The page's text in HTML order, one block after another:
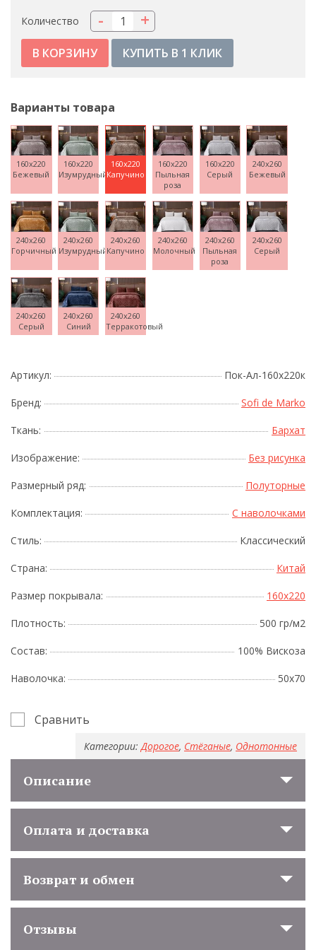
Количество +
-
КУПИТЬ В 1 КЛИК
Варианты товара
160x220
Бежевый
160x220
Изумрудный
160x220
Капучино
160x220
Пыльная
роза
160x220
Серый
240x260
Бежевый
240x260
Горчичный
240x260
Изумрудный
240x260
Капучино
240x260
Молочный
240x260
Пыльная
роза
240x260
Серый
240x260
Серый
240x260
Синий
240x260
Терракотовый
Артикул: Пок-Ал-160х220к
Бренд: Sofi de Marko
Ткань: Бархат
Изображение: Без рисунка
Размерный ряд: Полуторные
Комплектация: С наволочками
Стиль: Классический
Страна: Китай
Размер покрывала: 160x220
Плотность: 500 гр/м2
Состав: 100% Вискоза
Наволочка: 50х70
Сравнить
Категории: Дорогое, Стёганые, Однотонные
Описание
Оплата и доставка
Возврат и обмен
Отзывы